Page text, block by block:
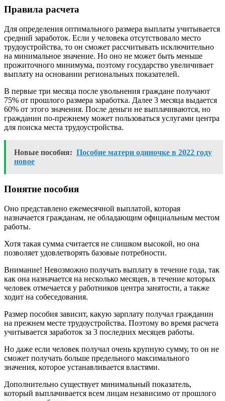
Правила расчета
Для определения оптимального размера выплаты учитывается
средний заработок. Если у человека отсутствовало место
трудоустройства, то он сможет рассчитывать исключительно
на минимальное значение. Но оно не может быть меньше
прожиточного минимума, поэтому государство увеличивает
выплату на основании региональных показателей.
В первые три месяца после увольнения граждане получают
75% от прошлого размера заработка. Далее 3 месяца выдается
60% от этого значения. После деньги не выплачиваются, но
гражданин по-прежнему может пользоваться услугами центра
для поиска места трудоустройства.
Новые пособия: Пособие матери одиночке в 2022 году
новое
Понятие пособия
Оно представлено ежемесячной выплатой, которая
назначается гражданам, не обладающим официальным местом
работы.
Хотя такая сумма считается не слишком высокой, но она
позволяет удовлетворять базовые потребности.
Внимание! Невозможно получать выплату в течение года, так
как она назначается на несколько месяцев, в течение которых
человек отмечается у работников центра занятости, а также
ходит на собеседования.
Размер пособия зависит, какую зарплату получал гражданин
на прежнем месте трудоустройства. Поэтому во время расчета
учитывается заработок за 3 последних месяцев работы.
Но даже если человек получал очень крупную сумму, то он не
сможет получать больше предельного максимального
значения, которое устанавливается властями.
Дополнительно существует минимальный показатель,
который выплачивается всем лицам независимо от прошлого